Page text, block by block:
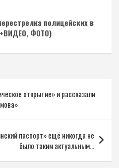
полицейских в
ФОТО)
открытие» и рассказали
паспорт» ещё никогда не
было таким актуальным…